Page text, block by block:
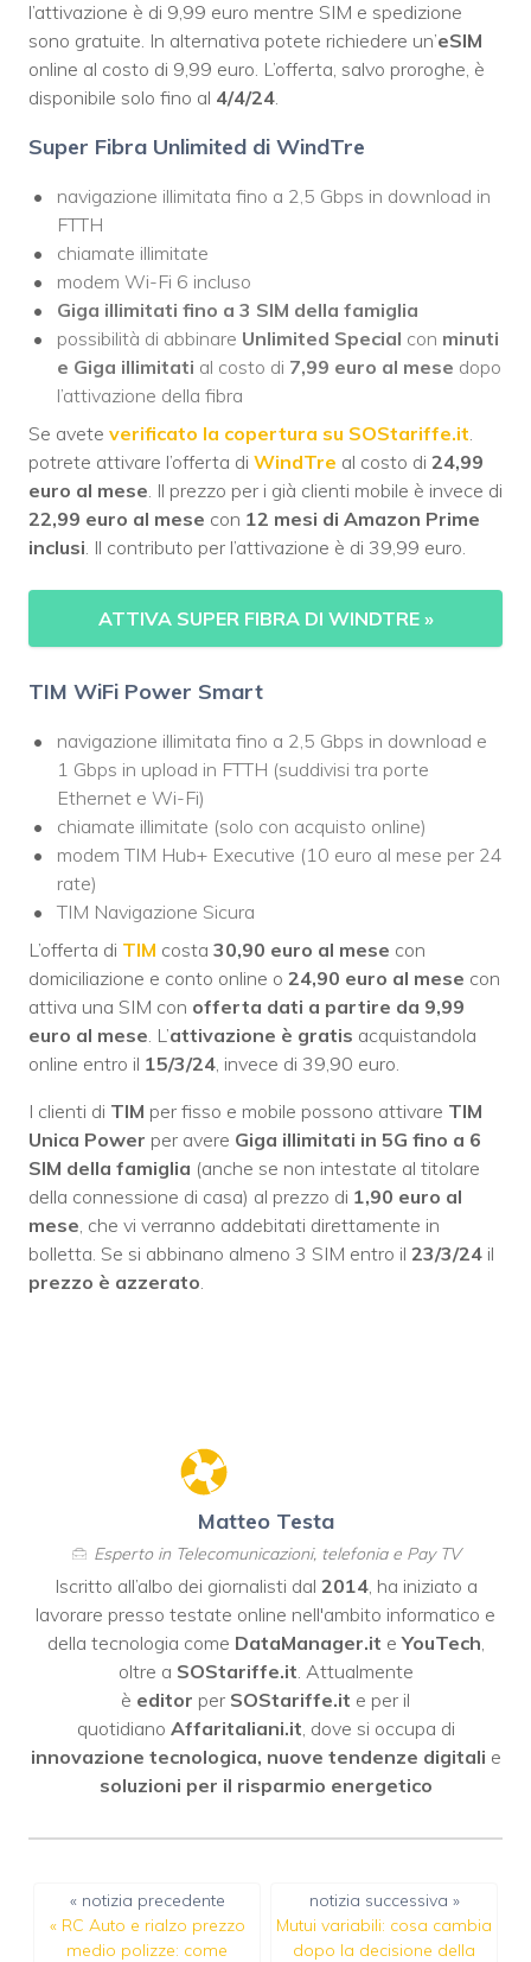
l’attivazione è di 9,99 euro mentre SIM e spedizione
sono gratuite. In alternativa potete richiedere un’eSIM
online al costo di 9,99 euro. L’offerta, salvo proroghe, è
disponibile solo fino al 4/4/24
Super Fibra Unlimited di WindTre
navigazione illimitata fino a 2,5 Gbps in download in
FTTH
chiamate illimitate
modem Wi-Fi 6 incluso
Giga illimitati fino a 3 SIM della famiglia
possibilità di abbinare Unlimited Special con minuti
e Giga illimitati al costo di 7,99 euro al mese dopo
l’attivazione della fibra
Se avete verificato la copertura su SOStariffe.it
potrete attivare l’offerta di WindTre al costo di 24,99
euro al mese . Il prezzo per i già clienti mobile è invece di
22,99 euro al mese con 12 mesi di Amazon Prime
inclusi . Il contributo per l’attivazione è di 39,99 euro.
ATTIVA SUPER FIBRA DI WINDTRE »
TIM WiFi Power Smart
navigazione illimitata fino a 2,5 Gbps in download e
1 Gbps in upload in FTTH (suddivisi tra porte
Ethernet e Wi-Fi)
chiamate illimitate (solo con acquisto online)
modem TIM Hub+ Executive (10 euro al mese per 24
rate)
TIM Navigazione Sicura
L’offerta di TIM costa 30,90 euro al mese con
domiciliazione e conto online o 24,90 euro al mese con
attiva una SIM con offerta dati a partire da 9,99
euro al mese . L’attivazione è gratis acquistandola
online entro il 15/3/24 , invece di 39,90 euro.
I clienti di TIM per fisso e mobile possono attivare TIM
Unica Power per avere Giga illimitati in 5G fino a 6
SIM della famiglia (anche se non intestate al titolare
della connessione di casa) al prezzo di 1,90 euro al
mese , che vi verranno addebitati direttamente in
bolletta. Se si abbinano almeno 3 SIM entro il 23/3/24 il
prezzo è azzerato
Matteo Testa
Esperto in Telecomunicazioni, telefonia e Pay TV
Iscritto all’albo dei giornalisti dal 2014, ha iniziato a
lavorare presso testate online nell'ambito informatico e
della tecnologia come DataManager.it eYouTech
oltre a SOStariffe.it . Attualmente
è editor per SOStariffe.it e per il
quotidiano Affaritaliani.it , dove si occupa di
innovazione tecnologica, nuove tendenze digitali e
soluzioni per il risparmio energetico
« notizia precedente
« RC Auto e rialzo prezzo
medio polizze: come
notizia successiva »
Mutui variabili: cosa cambia
dopo la decisione della